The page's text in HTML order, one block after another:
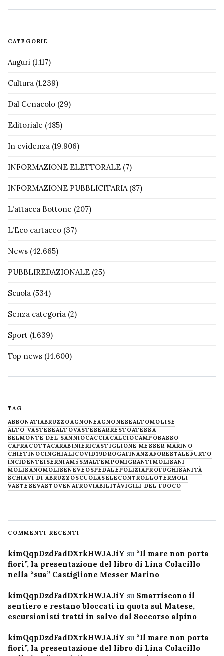
CATEGORIE
Auguri (1.117)
Cultura (1.239)
Dal Cenacolo (29)
Editoriale (485)
In evidenza (19.906)
INFORMAZIONE ELETTORALE (7)
INFORMAZIONE PUBBLICITARIA(87)
L'attacca Bottone (207)
L'Eco cartaceo (37)
News (42.665)
PUBBLIREDAZIONALE (25)
Scuola (534)
Senza categoria (2)
Sport (1.639)
Top news (14.600)
TAG
ABBONATIABRUZZOAGNONEAGNONESEALTOMOLISE
ALTO VASTESEALTOVASTESEARRESTOATESSA
BELMONTE DEL SANNIOCACCIACALCIOCAMPOBASSO
CAPRACOTTACARABINIERICASTIGLIONE MESSER MARINO
CHIETINOCINGHIALICOVID19DROGAFINANZAFORESTALE FURTO
INCIDENTEISERNIAM5SMALTEMPOMIGRANTIMOLISANI
MOLISANOMOLISENEVE OSPEDALEPOLIZIAPROFUGHISANITÀ
SCHIAVI DI ABRUZZOSCUOLASELECONTROLLOTERMOLI
VASTESEVASTOVENAFROVIABILITÀVIGILI DEL FUOCO
COMMENTI RECENTI
kimQqpDzdFadDXrkHWJAJiY su “Il mare non porta
fiori”, la presentazione del libro di Lina Colacillo
nella “sua” Castiglione Messer Marino
kimQqpDzdFadDXrkHWJAJiY su Smarriscono il
sentiero e restano bloccati in quota sul Matese,
escursionisti tratti in salvo dal Soccorso alpino
kimQqpDzdFadDXrkHWJAJiY su “Il mare non porta
fiori”, la presentazione del libro di Lina Colacillo